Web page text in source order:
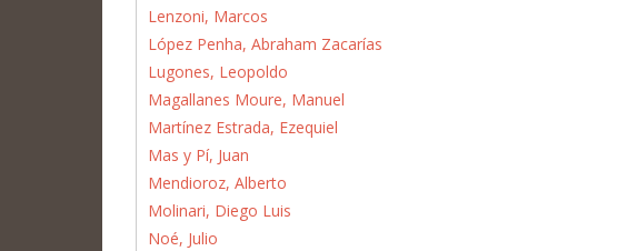
Lenzoni, Marcos
López Penha, Abraham Zacarías
Lugones, Leopoldo
Magallanes Moure, Manuel
Martínez Estrada, Ezequiel
Mas y Pí, Juan
Mendioroz, Alberto
Molinari, Diego Luis
Noé, Julio